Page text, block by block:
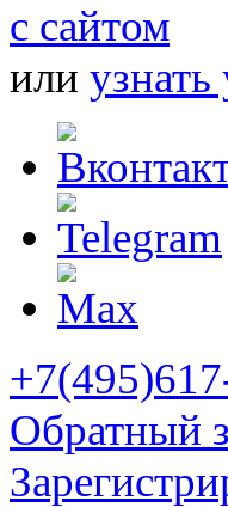
с сайтом
или
Обратный